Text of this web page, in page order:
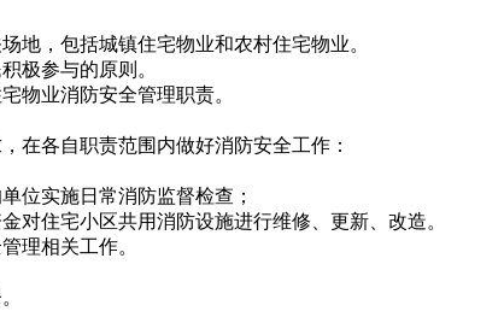
地，包括城镇住宅物业和农村住宅物业。
极参与的原则。
物业消防安全管理职责。
在各自职责范围内做好消防安全工作：
位实施日常消防监督检查；
对住宅小区共用消防设施进行维修、更新、改造。
理相关工作。